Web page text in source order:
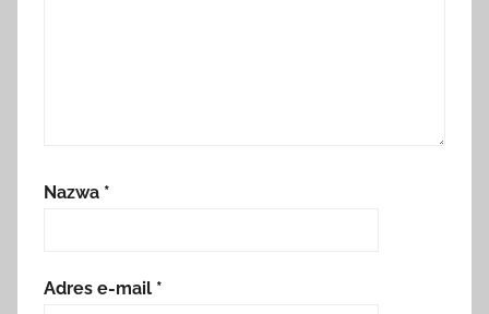
Nazwa *
Adres e-mail *